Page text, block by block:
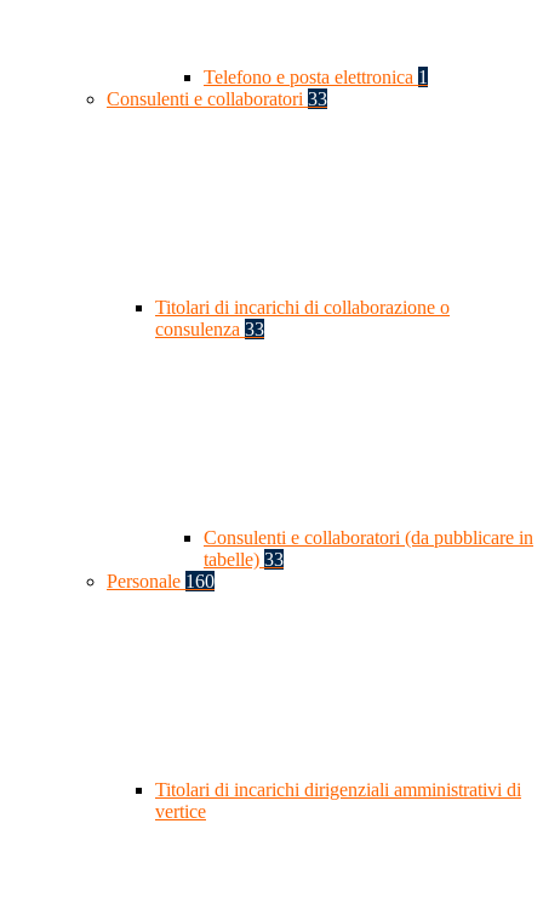
Telefono e posta elettronica 1
Consulenti e collaboratori 33
Titolari di incarichi di collaborazione o
consulenza 33
Consulenti e collaboratori (da pubblicare in
tabelle) 33
Personale 160
Titolari di incarichi dirigenziali amministrativi di
vertice